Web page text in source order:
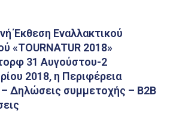
Έκθεση Εναλλακτικού
«TOURNATUR 2018»
31 Αυγούστου-2
2018, η Περιφέρεια
Δηλώσεις συμμετοχής – Β2Β